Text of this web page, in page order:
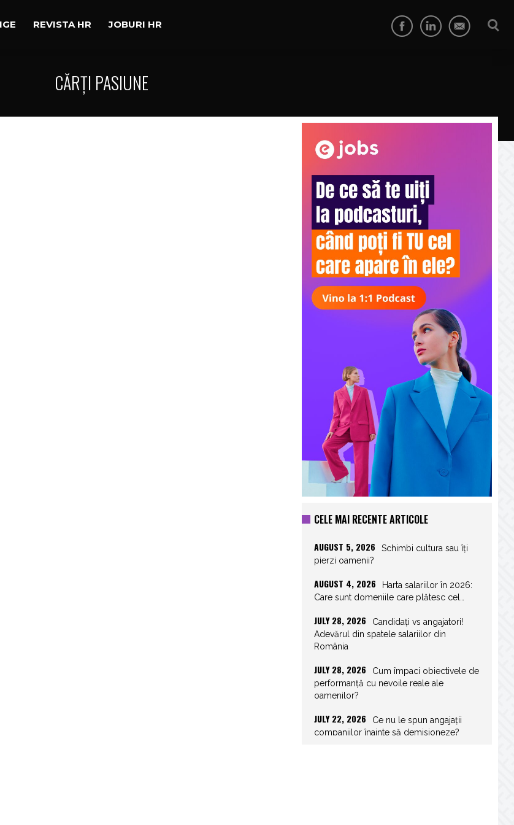
REVISTA HR JOBURI HR
CĂRȚI PASIUNE
CELE MAI RECENTE ARTICOLE
AUGUST 5, 2026
Schimbi cultura sau îți
pierzi oamenii?
AUGUST 4, 2026
Harta salariilor în 2026:
Care sunt domeniile care plătesc cel…
JULY 28, 2026
Candidați vs angajatori!
Adevărul din spatele salariilor din
România
JULY 28, 2026
Cum împaci obiectivele de
performanță cu nevoile reale ale
oamenilor?
JULY 22, 2026
Ce nu le spun angajații
companiilor înainte să demisioneze?